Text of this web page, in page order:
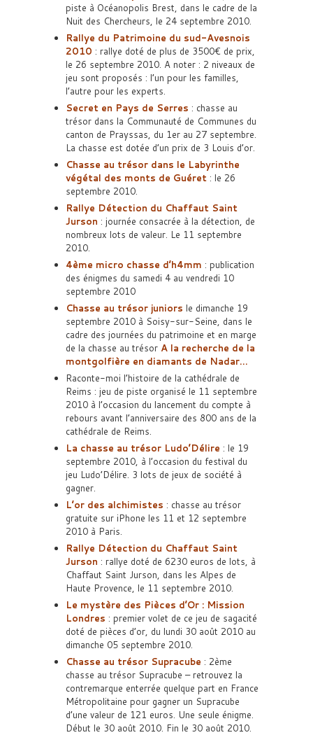
piste à Océanopolis Brest, dans le cadre de la
Nuit des Chercheurs, le 24 septembre 2010.
Rallye du Patrimoine du sud-Avesnois
2010 : rallye doté de plus de 3500€ de prix,
le 26 septembre 2010. A noter : 2 niveaux de
jeu sont proposés : l’un pour les familles,
l’autre pour les experts.
Secret en Pays de Serres : chasse au
trésor dans la Communauté de Communes du
canton de Prayssas, du 1er au 27 septembre.
La chasse est dotée d’un prix de 3 Louis d’or.
Chasse au trésor dans le Labyrinthe
végétal des monts de Guéret : le 26
septembre 2010.
Rallye Détection du Chaffaut Saint
Jurson : journée consacrée à la détection, de
nombreux lots de valeur. Le 11 septembre
2010.
4ème micro chasse d’h4mm : publication
des énigmes du samedi 4 au vendredi 10
septembre 2010
Chasse au trésor juniors le dimanche 19
septembre 2010 à Soisy-sur-Seine, dans le
cadre des journées du patrimoine et en marge
de la chasse au trésor A la recherche de la
montgolfière en diamants de Nadar…
Raconte-moi l’histoire de la cathédrale de
Reims : jeu de piste organisé le 11 septembre
2010 à l’occasion du lancement du compte à
rebours avant l’anniversaire des 800 ans de la
cathédrale de Reims.
La chasse au trésor Ludo’Délire : le 19
septembre 2010, à l’occasion du festival du
jeu Ludo’Délire. 3 lots de jeux de société à
gagner.
L’or des alchimistes : chasse au trésor
gratuite sur iPhone les 11 et 12 septembre
2010 à Paris.
Rallye Détection du Chaffaut Saint
Jurson : rallye doté de 6230 euros de lots, à
Chaffaut Saint Jurson, dans les Alpes de
Haute Provence, le 11 septembre 2010.
Le mystère des Pièces d’Or : Mission
Londres : premier volet de ce jeu de sagacité
doté de pièces d’or, du lundi 30 août 2010 au
dimanche 05 septembre 2010.
Chasse au trésor Supracube : 2ème
chasse au trésor Supracube – retrouvez la
contremarque enterrée quelque part en France
Métropolitaine pour gagner un Supracube
d’une valeur de 121 euros. Une seule énigme.
Début le 30 août 2010. Fin le 30 août 2010.